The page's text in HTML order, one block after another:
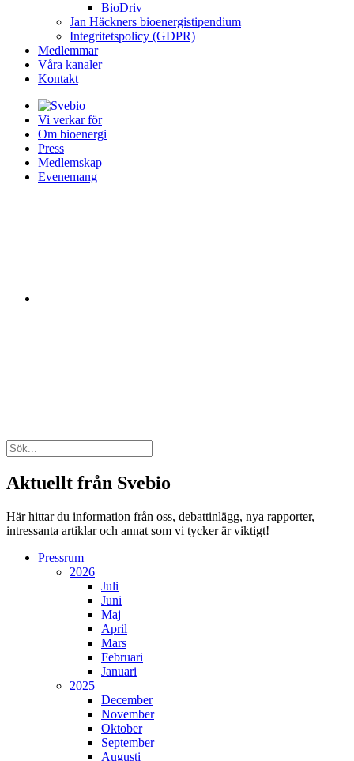
BioDriv
Jan Häckners bioenergistipendium
Integritetspolicy (GDPR)
Medlemmar
Våra kanaler
Kontakt
Vi verkar för
Om bioenergi
Press
Medlemskap
Evenemang
Aktuellt från Svebio
Här hittar du information från oss, debattinlägg, nya rapporter,
intressanta artiklar och annat som vi tycker är viktigt!
Pressrum
2026
Juli
Juni
Maj
April
Mars
Februari
Januari
2025
December
November
Oktober
September
Augusti